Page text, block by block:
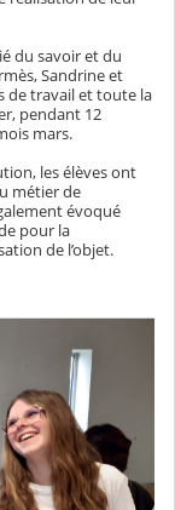
du savoir et du
Sandrine et
de travail et toute la
pendant 12
mars.
les élèves ont
métier de
évoqué
pour la
de l’objet.